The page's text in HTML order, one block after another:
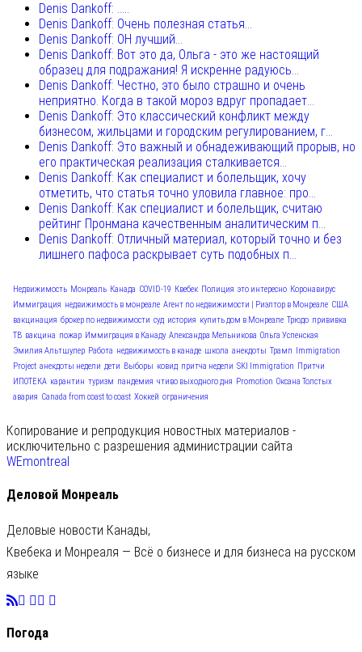
Denis Dankoff: .....
Denis Dankoff: Очень полезная статья...
Denis Dankoff: ОН лучший...
Denis Dankoff: Вот это да, Ольга - это же настоящий
образец для подражания! Я искренне радуюсь...
Denis Dankoff: Честно, это было страшно и очень
неприятно. Когда в такой мороз вдруг пропадает...
Denis Dankoff: Это классический конфликт между
бизнесом, жильцами и городским регулированием, г...
Denis Dankoff: Это важный и обнадеживающий прорыв, но
его практическая реализация сталкивается...
Denis Dankoff: Как специалист и болельщик, хочу
отметить, что статья точно уловила главное: про...
Denis Dankoff: Как специалист и болельщик, считаю
рейтинг Пронмана качественным аналитическим п...
Denis Dankoff: Отличный материал, который точно и без
лишнего пафоса раскрывает суть подобных п...
Недвижимость Монреаль Канада COVID-19 Квебек Полиция это интересно Коронавирус
Иммиграция недвижимость в монреале Агент по недвижимости | Риэлтор в Монреале США
вакцинация брокер по недвижимости суд история купить дом в Монреале Трюдо прививка
ТВ вакцина пожар Иммиграция в Канаду Александра Мельникова Ольга Успенская
Эмилия Альтшулер Работа недвижимость в канаде школа анекдоты Трамп
Immigration
Project анекдоты недели дети Выборы ковид притча недели SKI Immigration Притчи
ИПОТЕКА карантин туризм пандемия чтиво выходного дня Promotion Оксана Толстых
авария Canada from coast to coast Хоккей ограничения
Копирование и репродукция новостных материалов -
исключительно с разрешения администрации сайта
WEmontreal
Деловой Монреаль
Деловые новости Канады,
Квебека и Монреаля — Всё о бизнесе и для бизнеса на русском
языке
Погода